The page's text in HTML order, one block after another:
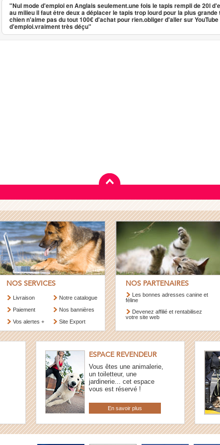
"Nul mode d'emploi en Anglais seulement.une fois le tapis rempli de 20l
au milieu il faut être deux a déplacer le tapis trop lourd pour la plus grande
chien n'aime pas du tout 100€ d'achat pour rien.obliger d'aller sur
d'emploi.vraiment très déçu"
NOS SERVICES
Livraison
Paiement
Vos alertes +
Notre catalogue
Nos bannières
Site Export
NOS PARTENAIRES
Les bonnes adresses canine et
féline
Devenez affilié et rentabilisez
votre site web
ESPACE REVENDEUR
Vous êtes une animalerie,
un toiletteur, une
jardinerie... cet espace
vous est réservé !
En savoir plus